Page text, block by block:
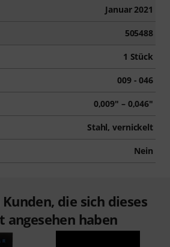
Januar 2021
505488
1 Stück
009 - 046
0,009" – 0,046"
Stahl, vernickelt
Nein
die sich dieses
angesehen haben